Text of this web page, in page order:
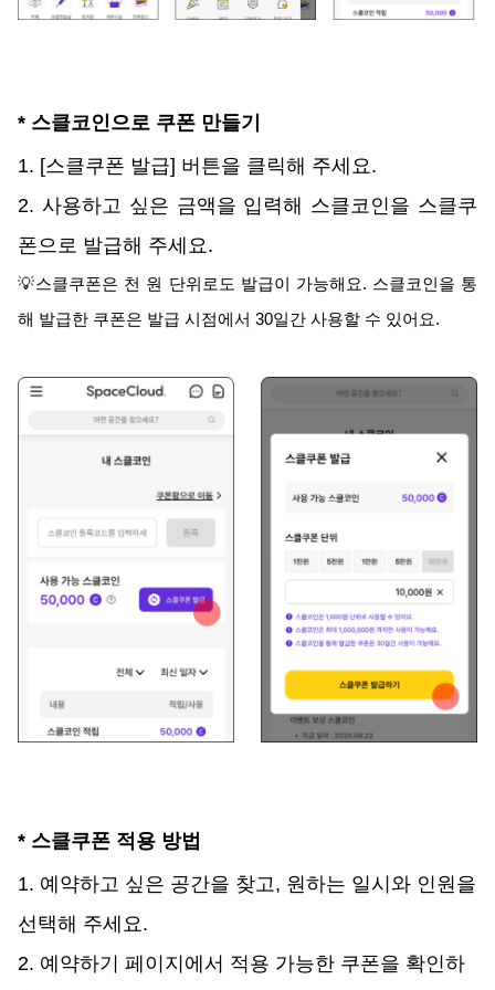
* 스클코인으로 쿠폰 만들기
1. [스클쿠폰 발급] 버튼을 클릭해 주세요.
2. 사용하고 싶은 금액을 입력해 스클코인을 스클쿠
폰으로 발급해 주세요.
💡스클쿠폰은 천 원 단위로도 발급이 가능해요. 스클코인을 통
해 발급한 쿠폰은 발급 시점에서 30일간 사용할 수 있어요.
* 스클쿠폰 적용 방법
1. 예약하고 싶은 공간을 찾고, 원하는 일시와 인원을
선택해 주세요.
2. 예약하기 페이지에서 적용 가능한 쿠폰을 확인하